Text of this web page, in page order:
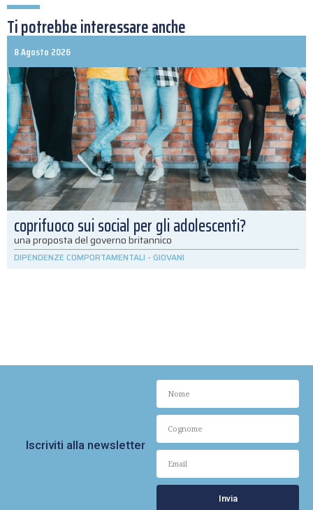
Ti potrebbe interessare anche
8 Agosto 2026
coprifuoco sui social per gli adolescenti?
una proposta del governo britannico
DIPENDENZE COMPORTAMENTALI - GIOVANI
Iscriviti alla newsletter
Invia